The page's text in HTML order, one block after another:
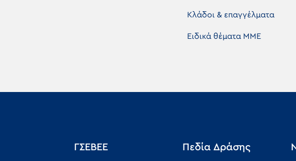
Κλάδοι & επαγγέλματα
Ειδικά θέματα ΜΜΕ
ΓΣΕΒΕΕ Πεδία Δράσης